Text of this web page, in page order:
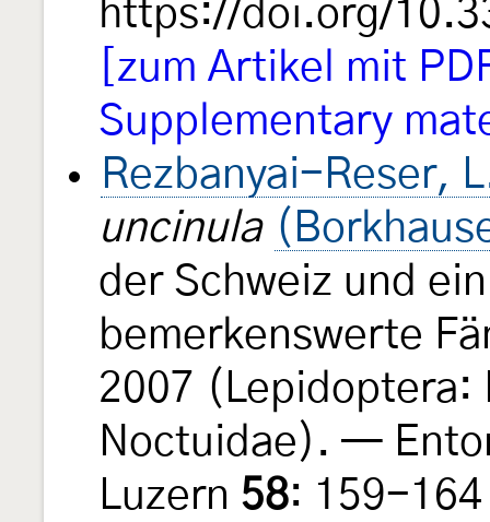
https://doi.org/
[zum Artikel mit
Supplementary
Rezbanyai-Reser,
uncinula
der Schweiz und
bemerkenswerte
2007 (Lepidoptera:
Noctuidae). —
Luzern 58: 159-